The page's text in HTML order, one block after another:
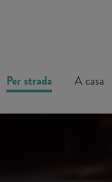
Per strada A casa